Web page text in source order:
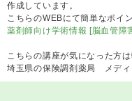
作成しています。
こちらのWEBにて簡単なポイ
薬剤師向け学術情報 [脳血管障
こちらの講座が気になった方
埼玉県の保険調剤薬局 メディ